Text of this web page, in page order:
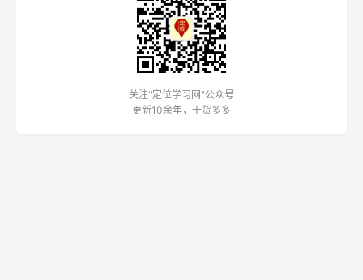
关注"定位学习网"公众号
更新10余年，干货多多